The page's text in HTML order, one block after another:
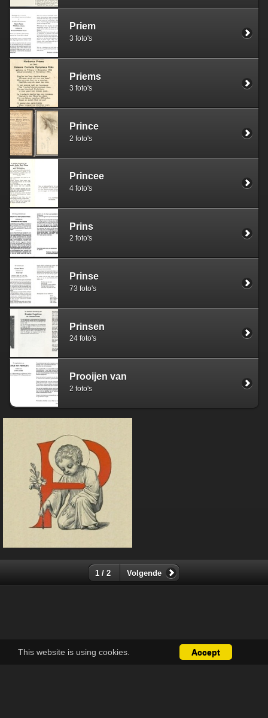
Priem
3 foto's
Priems
3 foto's
Prince
2 foto's
Princee
4 foto's
Prins
2 foto's
Prinse
73 foto's
Prinsen
24 foto's
Prooijen van
2 foto's
This website is using cookies. Accept
1 / 2 Volgende